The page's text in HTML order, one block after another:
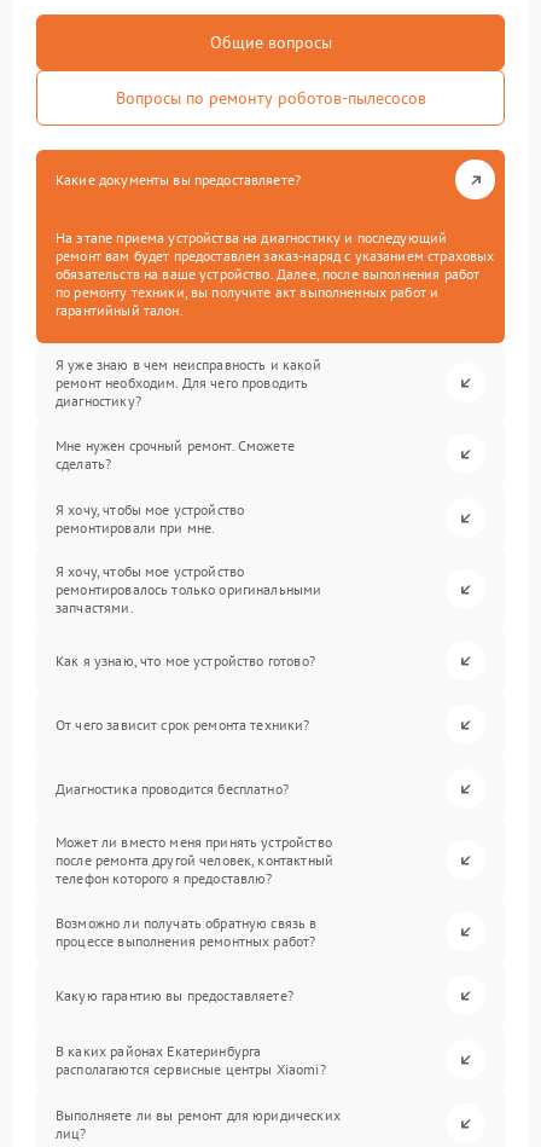
Общие вопросы
Вопросы по ремонту роботов-пылесосов
Какие документы вы предоставляете?
На этапе приема устройства на диагностику и последующий
ремонт вам будет предоставлен заказ-наряд с указанием страховых
обязательств на ваше устройство. Далее, после выполнения работ
по ремонту техники, вы получите акт выполненных работ и
гарантийный талон.
Я уже знаю в чем неисправность и какой
ремонт необходим. Для чего проводить
диагностику?
Мне нужен срочный ремонт. Сможете
сделать?
Я хочу, чтобы мое устройство
ремонтировали при мне.
Я хочу, чтобы мое устройство
ремонтировалось только оригинальными
запчастями.
Как я узнаю, что мое устройство готово?
От чего зависит срок ремонта техники?
Диагностика проводится бесплатно?
Может ли вместо меня принять устройство
после ремонта другой человек, контактный
телефон которого я предоставлю?
Возможно ли получать обратную связь в
процессе выполнения ремонтных работ?
Какую гарантию вы предоставляете?
В каких районах Екатеринбурга
располагаются сервисные центры Xiaomi?
Выполняете ли вы ремонт для юридических
лиц?